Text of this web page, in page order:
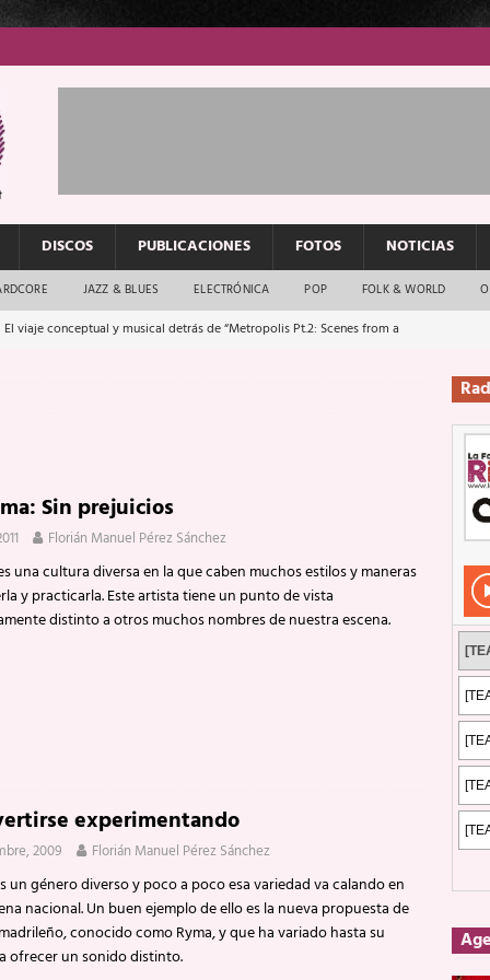
DISCOS PUBLICACIONES FOTOS NOTICIAS
JAZZ & BLUES ELECTRÓNICA POP FOLK & WORLD
El viaje conceptual y musical detrás de “Metropolis Pt.2: Scenes from a
certificados
ENTREVISTAS
Su ‘aullido’ retumbó ferozmente en Fuengirola.
REPORTAJES
La historia de Nintendo Vol. 2
PUBLICACIONES
Sin prejuicios
Florián Manuel Pérez Sánchez
una cultura diversa en la que caben muchos estilos y maneras
y practicarla. Este artista tiene un punto de vista
distinto a otros muchos nombres de nuestra escena.
experimentando
2009 Florián Manuel Pérez Sánchez
un género diverso y poco a poco esa variedad va calando en
nacional. Un buen ejemplo de ello es la nueva propuesta de
conocido como Ryma, y que ha variado hasta su
ofrecer un sonido distinto.